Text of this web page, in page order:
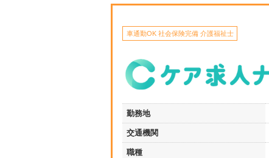
車通勤OK 社会保険完備 介護福祉士
勤務地
交通機関
職種